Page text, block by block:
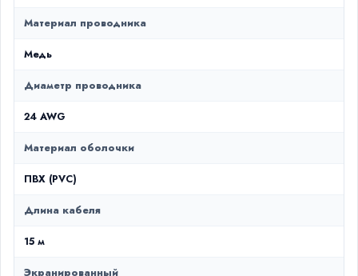
Материал проводника
Медь
Диаметр проводника
24 AWG
Материал оболочки
ПВХ (PVC)
Длина кабеля
15 м
Экранированный